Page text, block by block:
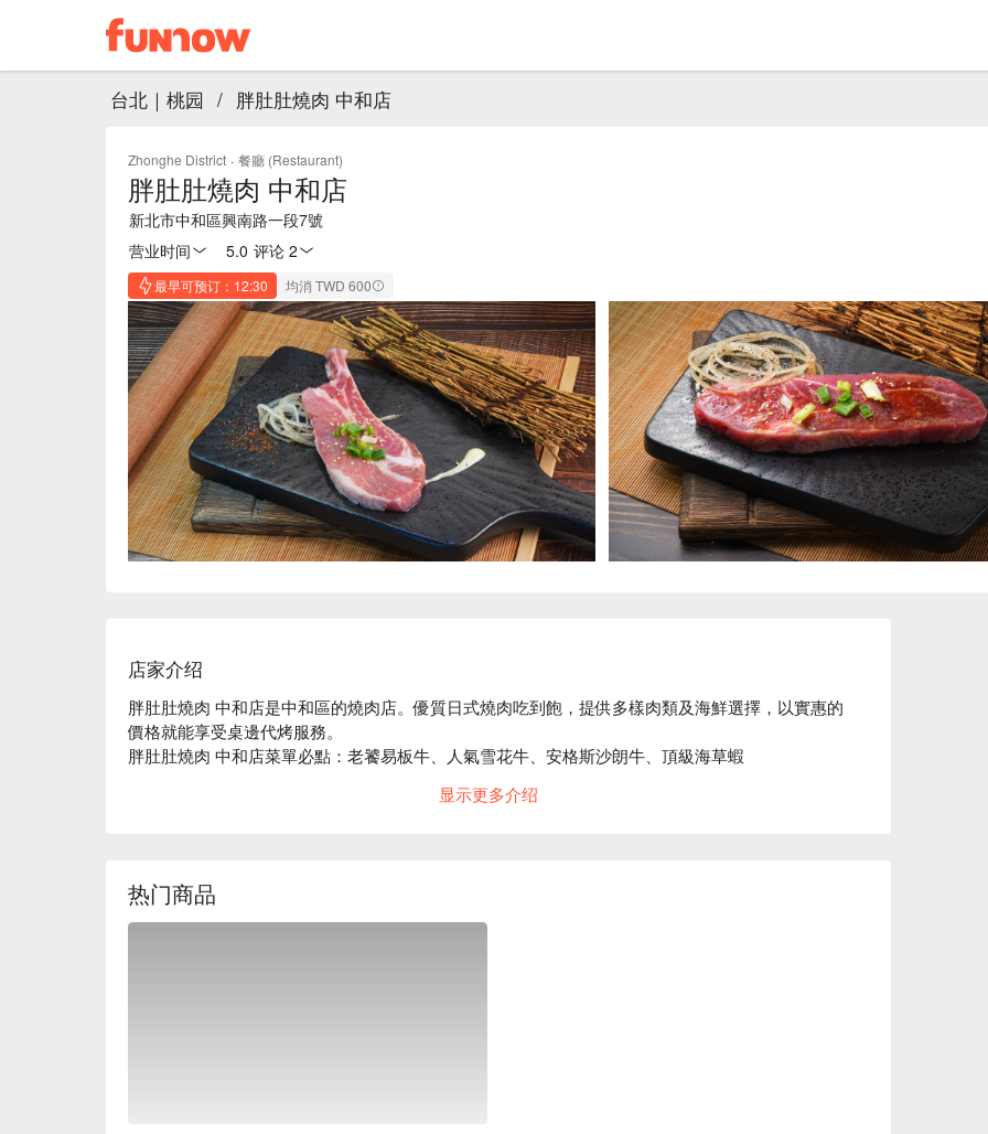
台北｜桃园 / 胖肚肚燒肉 中和店
Zhonghe District · 餐廳 (Restaurant)
胖肚肚燒肉 中和店
新北市中和區興南路一段7號
营业时间
5.0 评论 2
最早可预订：12:30 均消 TWD 600
店家介绍
胖肚肚燒肉 中和店是中和區的燒肉店。優質日式燒肉吃到飽，提供多樣肉類及海鮮選擇，以實惠的
價格就能享受桌邊代烤服務。
胖肚肚燒肉 中和店菜單必點：老饕易板牛、人氣雪花牛、安格斯沙朗牛、頂級海草蝦
胖肚肚燒肉 中和店推薦：平價燒肉吃到飽的熱門選擇，食材新鮮、服務貼心，十分適合聚會 !
显示更多介绍
热门商品